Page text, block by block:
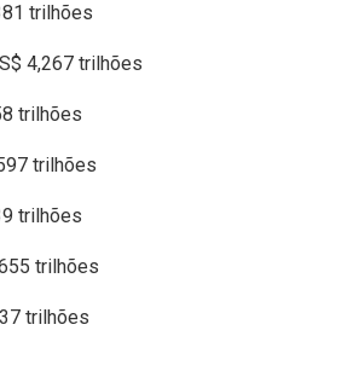
trilhões
4,267 trilhões
trilhões
trilhões
trilhões
trilhões
trilhões